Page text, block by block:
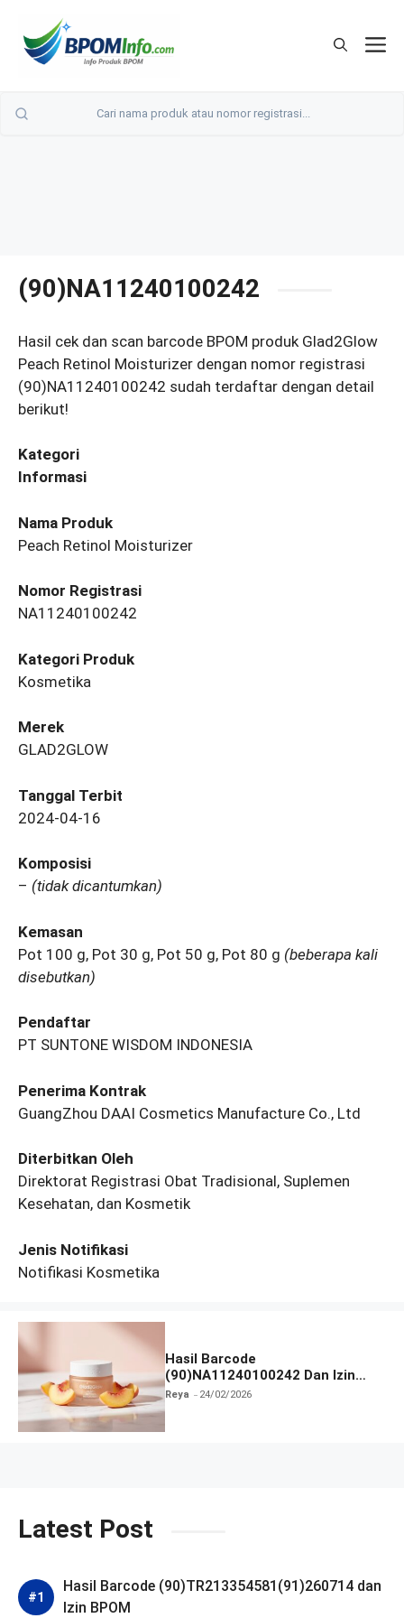
(90)NA11240100242
Hasil cek dan scan barcode BPOM produk Glad2Glow
Peach Retinol Moisturizer dengan nomor registrasi
(90)NA11240100242 sudah terdaftar dengan detail
berikut!
Kategori
Informasi
Nama Produk
Peach Retinol Moisturizer
Nomor Registrasi
NA11240100242
Kategori Produk
Kosmetika
Merek
GLAD2GLOW
Tanggal Terbit
2024-04-16
Komposisi
– (tidak dicantumkan)
Kemasan
Pot 100 g, Pot 30 g, Pot 50 g, Pot 80 g (beberapa kali
disebutkan)
Pendaftar
PT SUNTONE WISDOM INDONESIA
Penerima Kontrak
GuangZhou DAAI Cosmetics Manufacture Co., Ltd
Diterbitkan Oleh
Direktorat Registrasi Obat Tradisional, Suplemen
Kesehatan, dan Kosmetik
Jenis Notifikasi
Notifikasi Kosmetika
Hasil Barcode
(90)NA11240100242 Dan Izin
BPOM
Reya 24/02/2026
Latest Post
Hasil Barcode (90)TR213354581(91)260714 dan
Izin BPOM